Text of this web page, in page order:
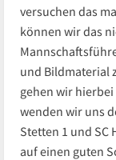
versuchen das
können wir das
und Bildmaterial
gehen wir
wenden wir uns
Stetten 1 und SC
auf einen guten